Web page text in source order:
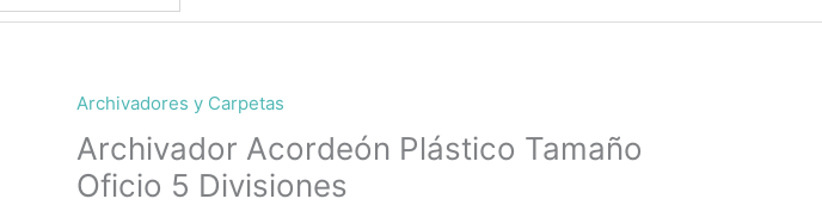
Archivadores y Carpetas
Archivador Acordeón Plástico Tamaño
Oficio 5 Divisiones
Archivador
Acordeón
Plástico
Tamaño